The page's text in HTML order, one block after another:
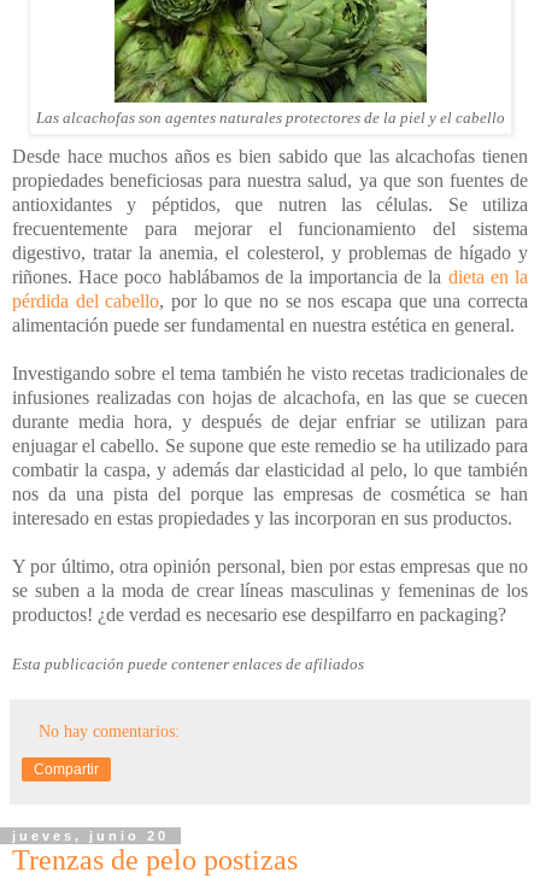
Las alcachofas son agentes naturales protectores de la piel y el cabello
Desde hace muchos años es bien sabido que las alcachofas tienen
propiedades beneficiosas para nuestra salud, ya que son fuentes de
antioxidantes y péptidos, que nutren las células. Se utiliza
frecuentemente para mejorar el funcionamiento del sistema
digestivo, tratar la anemia, el colesterol, y problemas de hígado y
riñones. Hace poco hablábamos de la importancia de la dieta en la
pérdida del cabello, por lo que no se nos escapa que una correcta
alimentación puede ser fundamental en nuestra estética en general.
Investigando sobre el tema también he visto recetas tradicionales de
infusiones realizadas con hojas de alcachofa, en las que se cuecen
durante media hora, y después de dejar enfriar se utilizan para
enjuagar el cabello. Se supone que este remedio se ha utilizado para
combatir la caspa, y además dar elasticidad al pelo, lo que también
nos da una pista del porque las empresas de cosmética se han
interesado en estas propiedades y las incorporan en sus productos.
Y por último, otra opinión personal, bien por estas empresas que no
se suben a la moda de crear líneas masculinas y femeninas de los
productos! ¿de verdad es necesario ese despilfarro en packaging?
Esta publicación puede contener enlaces de afiliados
No hay comentarios:
Compartir
jueves, junio 20
Trenzas de pelo postizas